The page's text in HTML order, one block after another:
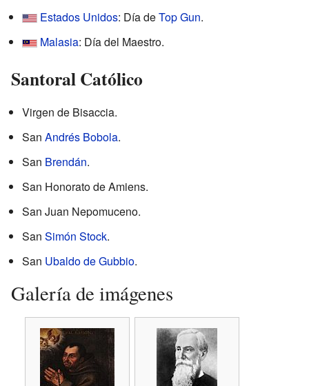
Estados Unidos: Día deTop Gun.
Malasia: Día del Maestro.
Santoral Católico
Virgen de Bisaccia.
San Andrés Bobola.
San Brendán.
San Honorato de Amiens.
San Juan Nepomuceno.
San Simón Stock.
San Ubaldo de Gubbio.
Galería de imágenes